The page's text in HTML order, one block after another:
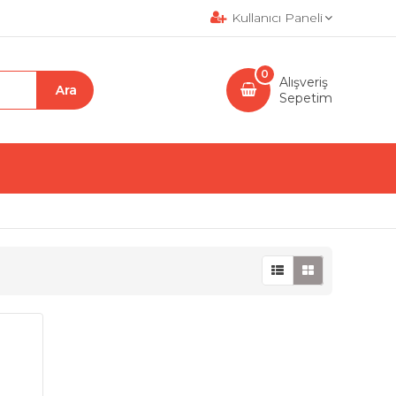
Kullanıcı Paneli
Alışveriş
Sepetim
0